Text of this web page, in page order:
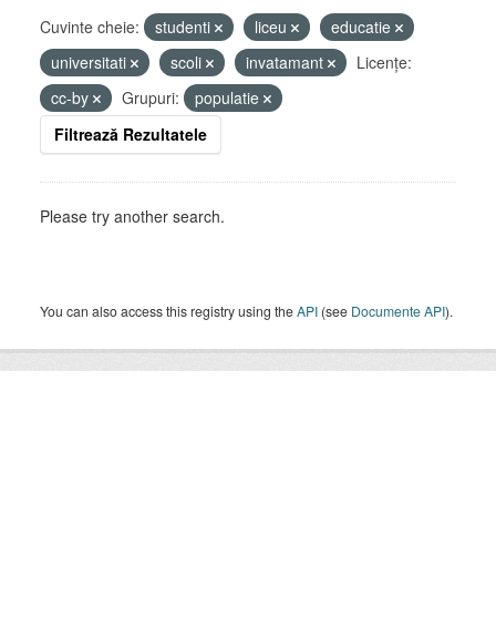
Cuvinte cheie: studenti liceu
educatie
universitati
scoli invatamant
Licenţe:
cc-by
Grupuri:
populatie
Filtrează Rezultatele
Please try another search.
You can also access this registry using theAPI (see Documente API).